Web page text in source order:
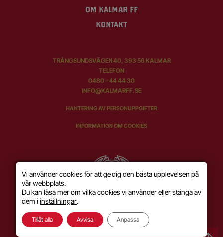
OM KALMAR FF
KONTAKT
TRÅNGSUNDSVÄGEN 40, 393 56 KALMAR
TELEFON
0480 – 44 44 30
INFO@KALMARFF.SE
HANTERING AV PERSONUPPGIFTER
INFORMATION OM COOKIES
Vi använder cookies för att ge dig den bästa upplevelsen på
vår webbplats.
Du kan läsa mer om vilka cookies vi använder eller stänga av
dem i inställningar.
Tillåt alla Avvisa Anpassa